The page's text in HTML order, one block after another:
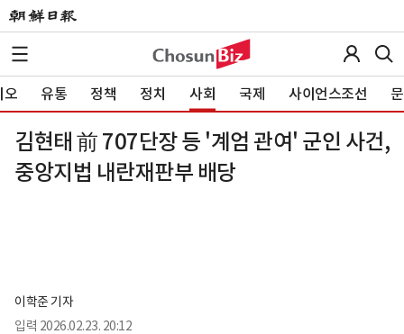
오 유통 정책 정치 사회 국제 사이언스조선
김현태 前 707단장 등 '계엄 관여' 군인 사건,
중앙지법 내란재판부 배당
이학준 기자
입력 2026.02.23. 20:12